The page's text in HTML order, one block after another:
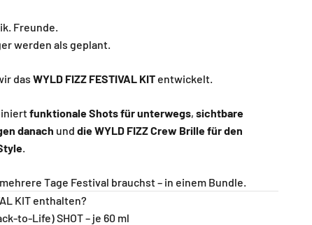
Freunde.
werden als geplant.
das WYLD FIZZ FESTIVAL KIT entwickelt.
funktionale Shots für unterwegs, sichtbare
danach und die WYLD FIZZ Crew Brille für den
Tage Festival brauchst – in einem Bundle.
KIT enthalten?
to-Life) SHOT – je 60 ml